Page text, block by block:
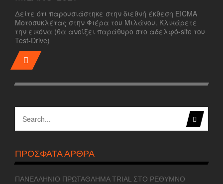
Δείτε ότι παρουσιάστηκε στην διεθνή έκθεση EICMA
Μοτοσυκλέτας στην Φιέρα του Μιλάνου. Κλικάρετε
την εικόνα (θα ανοίξει παράθυρο στο αδελφό-site του
Test-Drive)
ΠΡΌΣΦΑΤΑ ΆΡΘΡΑ
ΠΑΝΕΛΛΉΝΙΟ ΠΡΩΤΆΘΛΗΜΑ TRIAL ΣΤΟ ΡΈΘΥΜΝΟ